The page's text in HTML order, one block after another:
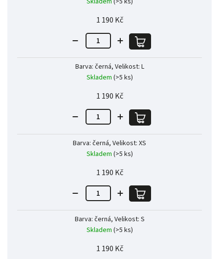
1 190 Kč
Barva: černá, Velikost: L
Skladem (>5 ks)
1 190 Kč
Barva: černá, Velikost: XS
Skladem (>5 ks)
1 190 Kč
Barva: černá, Velikost: S
Skladem (>5 ks)
1 190 Kč